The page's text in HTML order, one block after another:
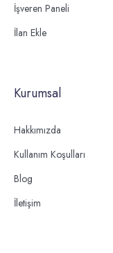
İşveren Paneli
İlan Ekle
Kurumsal
Hakkımızda
Kullanım Koşulları
Blog
İletişim